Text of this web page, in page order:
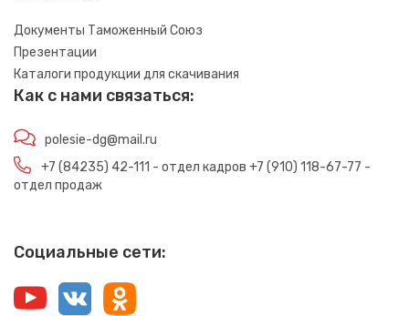
Документы Таможенный Союз
Презентации
Каталоги продукции для скачивания
Как с нами связаться:
polesie-dg@mail.ru
+7 (84235) 42-111 - отдел кадров +7 (910) 118-67-77 -
отдел продаж
Социальные сети: